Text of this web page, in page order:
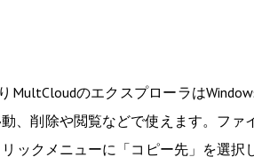
のエクスプローラは
、削除や閲覧などで使えます。ファ
ックメニューに「コピー先」を選択